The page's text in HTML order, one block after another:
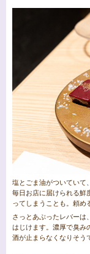
塩とごま油がついていて
毎日お店に届けられる鮮
ってしまうことも。頼め
さっとあぶったレバーは
はじけます。濃厚で臭み
酒が止まらなくなりそう